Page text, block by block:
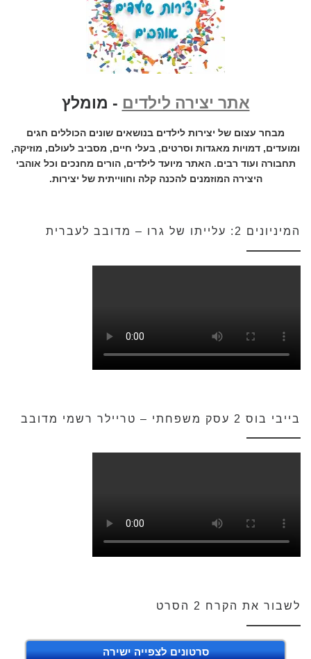
אתר יצירה לילדים - מומלץ
מבחר עצום של יצירות לילדים בנושאים שונים הכוללים חגים
ומועדים, דמויות מאגדות וסרטים, בעלי חיים, מסביב לעולם, מוזיקה,
תחבורה ועוד רבים. האתר מיועד לילדים, הורים מחנכים וכל אוהבי
היצירה המוזמנים להכנה קלה וחווייתית של יצירות.
המיניונים 2: עלייתו של גרו – מדובב לעברית
בייבי בוס 2 עסק משפחתי – טריילר רשמי מדובב
לשבור את הקרח 2 הסרט
סרטונים לצפייה ישירה